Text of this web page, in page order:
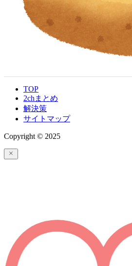
TOP
2chまとめ
解決策
サイトマップ
Copyright © 2025